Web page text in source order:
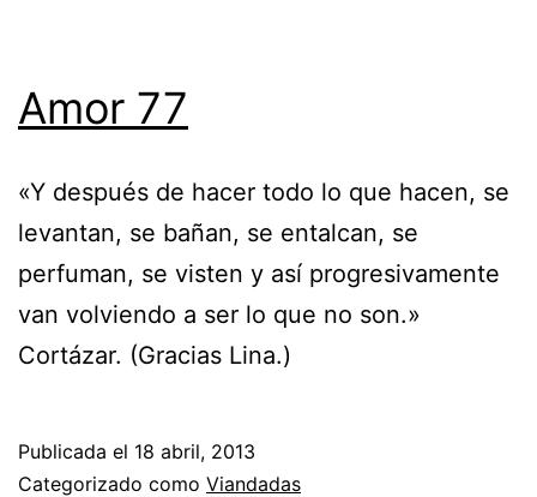
Amor 77
«Y después de hacer todo lo que hacen, se
levantan, se bañan, se entalcan, se
perfuman, se visten y así progresivamente
van volviendo a ser lo que no son.»
Cortázar. (Gracias Lina.)
Publicada el 18 abril, 2013
Categorizado como Viandadas